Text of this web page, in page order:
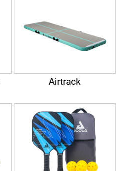
Airtrack